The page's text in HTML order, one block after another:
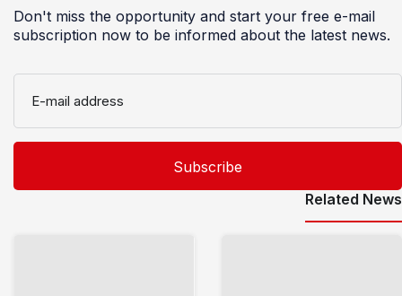
Don't miss the opportunity and start your free e-mail
subscription now to be informed about the latest news.
E-mail address
Related News